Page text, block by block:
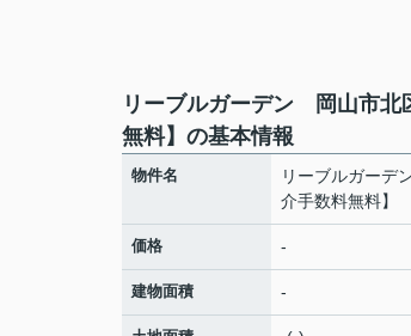
リーブルガーデン 岡山市北
無料】の基本情報
物件名
リーブルガーデ
介手数料無料】
価格 -
建物面積 -